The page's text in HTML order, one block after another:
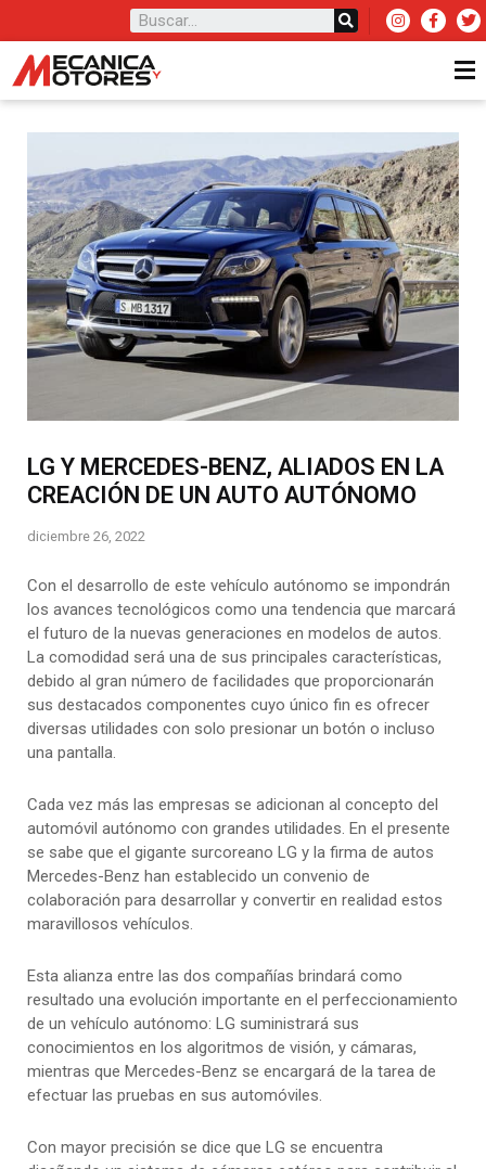
LG Y MERCEDES-BENZ, ALIADOS EN LA
CREACIÓN DE UN AUTO AUTÓNOMO
diciembre 26, 2022
Con el desarrollo de este vehículo autónomo se impondrán
los avances tecnológicos como una tendencia que marcará
el futuro de la nuevas generaciones en modelos de autos.
La comodidad será una de sus principales características,
debido al gran número de facilidades que proporcionarán
sus destacados componentes cuyo único fin es ofrecer
diversas utilidades con solo presionar un botón o incluso
una pantalla.
Cada vez más las empresas se adicionan al concepto del
automóvil autónomo con grandes utilidades. En el presente
se sabe que el gigante surcoreano LG y la firma de autos
Mercedes-Benz han establecido un convenio de
colaboración para desarrollar y convertir en realidad estos
maravillosos vehículos.
Esta alianza entre las dos compañías brindará como
resultado una evolución importante en el perfeccionamiento
de un vehículo autónomo: LG suministrará sus
conocimientos en los algoritmos de visión, y cámaras,
mientras que Mercedes-Benz se encargará de la tarea de
efectuar las pruebas en sus automóviles.
Con mayor precisión se dice que LG se encuentra